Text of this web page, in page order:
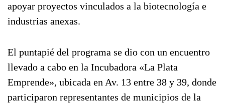
apoyar proyectos vinculados a la biotecnología e
industrias anexas.
El puntapié del programa se dio con un encuentro
llevado a cabo en la Incubadora «La Plata
Emprende», ubicada en Av. 13 entre 38 y 39, donde
participaron representantes de municipios de la